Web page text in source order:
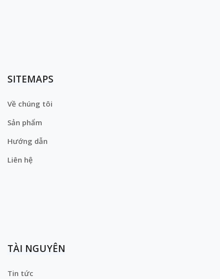
SITEMAPS
Về chúng tôi
Sản phẩm
Hướng dẫn
Liên hệ
TÀI NGUYÊN
Tin tức